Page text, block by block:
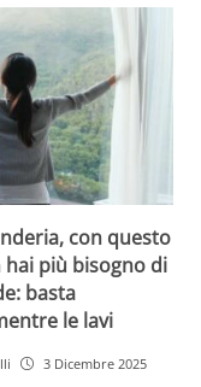
con questo
più bisogno di
basta
le lavi
3 Dicembre 2025